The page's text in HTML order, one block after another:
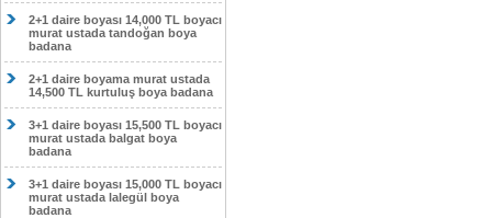
2+1 daire boyası 14,000 TL boyacı
murat ustada tandoğan boya
badana
2+1 daire boyama murat ustada
14,500 TL kurtuluş boya badana
3+1 daire boyası 15,500 TL boyacı
murat ustada balgat boya
badana
3+1 daire boyası 15,000 TL boyacı
murat ustada lalegül boya
badana